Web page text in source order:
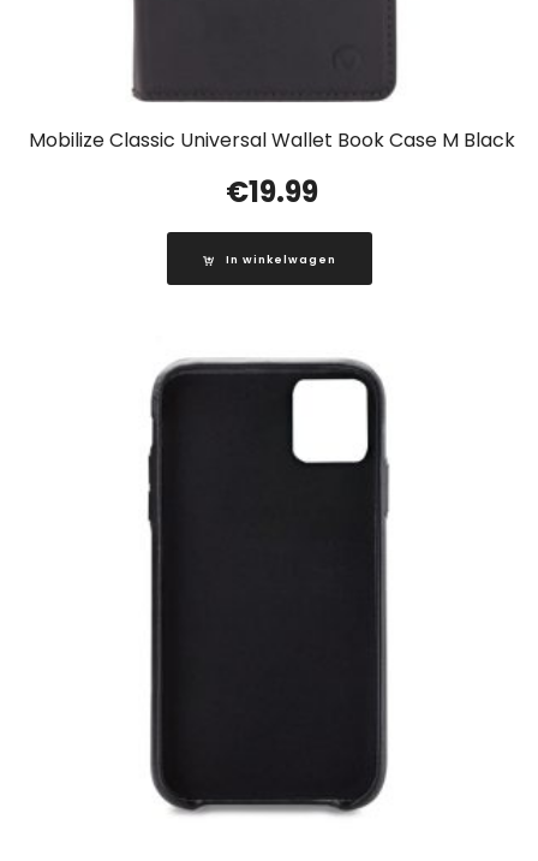
Mobilize Classic Universal Wallet Book Case M Black
€19.99
In winkelwagen